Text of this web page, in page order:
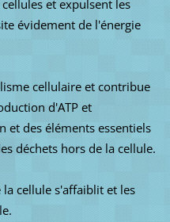
et expulsent les
évidement de l'énergie
cellulaire et contribue
d'ATP et
des éléments essentiels
déchets hors de la cellule.
la cellule s'affaiblit et les